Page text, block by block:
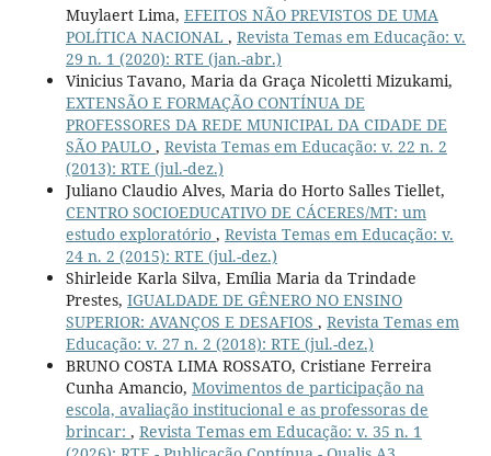
Muylaert Lima, EFEITOS NÃO PREVISTOS DE UMA
POLÍTICA NACIONAL , Revista Temas em Educação: v.
29 n. 1 (2020): RTE (jan.-abr.)
Vinicius Tavano, Maria da Graça Nicoletti Mizukami,
EXTENSÃO E FORMAÇÃO CONTÍNUA DE
PROFESSORES DA REDE MUNICIPAL DA CIDADE DE
SÃO PAULO , Revista Temas em Educação: v. 22 n. 2
(2013): RTE (jul.-dez.)
Juliano Claudio Alves, Maria do Horto Salles Tiellet,
CENTRO SOCIOEDUCATIVO DE CÁCERES/MT: um
estudo exploratório , Revista Temas em Educação: v.
24 n. 2 (2015): RTE (jul.-dez.)
Shirleide Karla Silva, Emília Maria da Trindade
Prestes, IGUALDADE DE GÊNERO NO ENSINO
SUPERIOR: AVANÇOS E DESAFIOS , Revista Temas em
Educação: v. 27 n. 2 (2018): RTE (jul.-dez.)
BRUNO COSTA LIMA ROSSATO, Cristiane Ferreira
Cunha Amancio, Movimentos de participação na
escola, avaliação institucional e as professoras de
brincar: , Revista Temas em Educação: v. 35 n. 1